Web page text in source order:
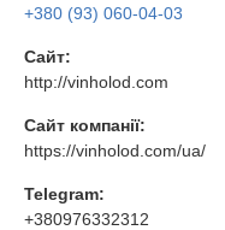
+380 (93) 060-04-03
Сайт:
http://vinholod.com
Сайт компанії:
https://vinholod.com/ua/
Telegram:
+380976332312